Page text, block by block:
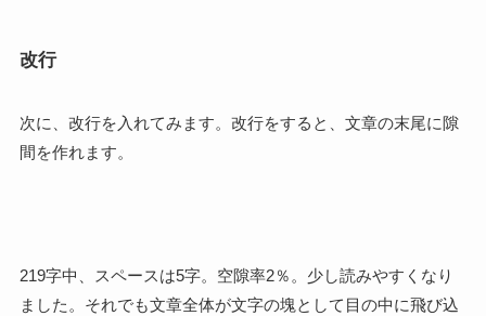
改行
次に、改行を入れてみます。改行をすると、文章の末尾に隙
間を作れます。
219字中、スペースは5字。空隙率2％。少し読みやすくなり
ました。それでも文章全体が文字の塊として目の中に飛び込